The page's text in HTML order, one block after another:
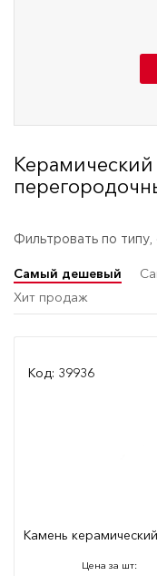
Фильтровать по типу,
Самый дешевый
Хит продаж
Код: 39936
Камень
Цена за шт: